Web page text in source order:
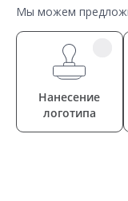
Мы можем
Нанесение
логотипа